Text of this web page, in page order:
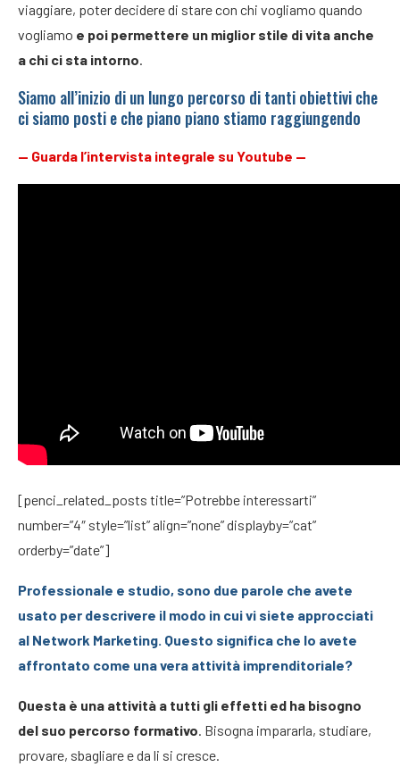
viaggiare, poter decidere di stare con chi vogliamo quando
vogliamo e poi permettere un miglior stile di vita anche
a chi ci sta intorno.
Siamo all’inizio di un lungo percorso di tanti obiettivi che
ci siamo posti e che piano piano stiamo raggiungendo
— Guarda l’intervista integrale su Youtube —
[penci_related_posts title=”Potrebbe interessarti”
number=”4″ style=”list” align=”none” displayby=”cat”
orderby=”date”]
Professionale e studio, sono due parole che avete
usato per descrivere il modo in cui vi siete approcciati
al Network Marketing. Questo significa che lo avete
affrontato come una vera attività imprenditoriale?
Questa è una attività a tutti gli effetti ed ha bisogno
del suo percorso formativo. Bisogna impararla, studiare,
provare, sbagliare e da li si cresce.